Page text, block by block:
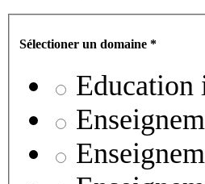
Sélectioner un domaine *